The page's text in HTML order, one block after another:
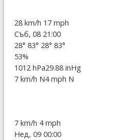
28 km/h 17 mph
Съб, 08 21:00
28° 83° 28° 83°
53%
1012 hPa29.88 inHg
7 km/h N4 mph N
7 km/h 4 mph
Нед, 09 00:00